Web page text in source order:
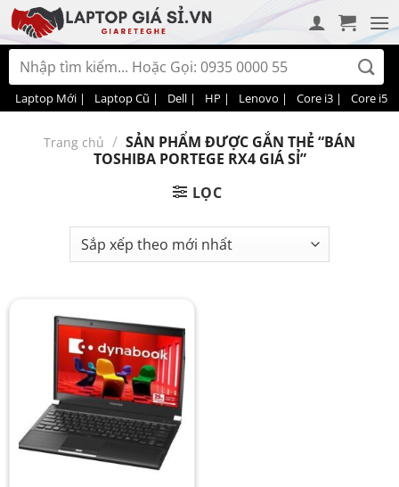
Bỏ
qua
nội
dung
Tìm
kiếm:
Laptop Mới | Laptop Cũ | Dell | HP | Lenovo | Core i3 | Core i5 |
Trang chủ / SẢN PHẨM ĐƯỢC GẮN THẺ “BÁN
TOSHIBA PORTEGE RX4 GIÁ SỈ”
LỌC